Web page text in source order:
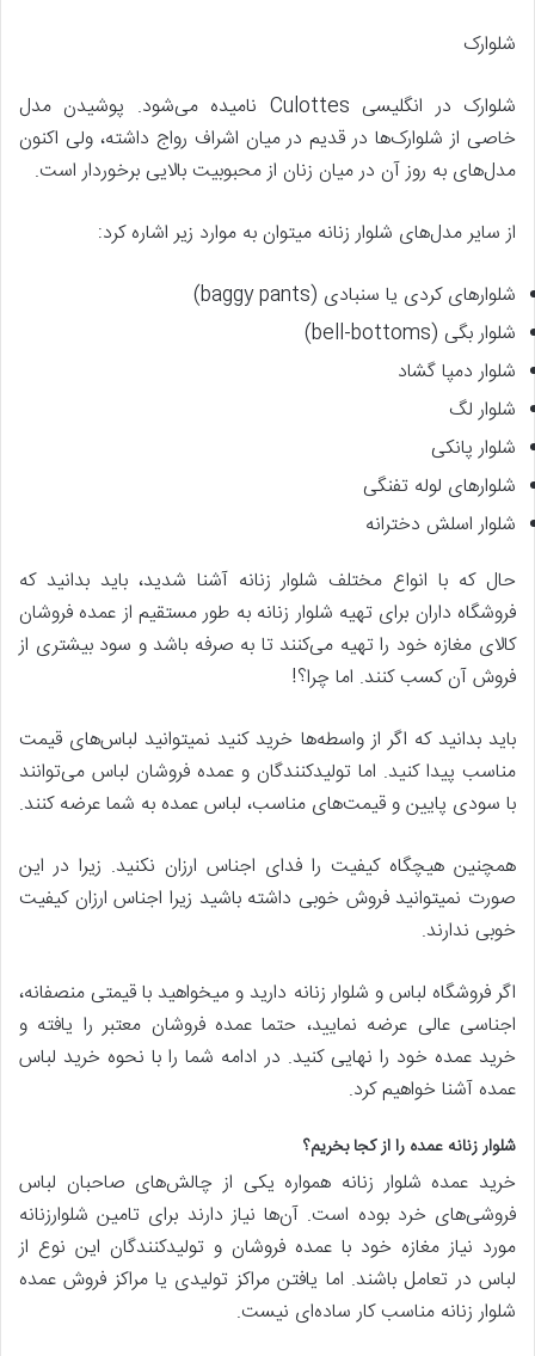
شلوارک
شلوارک در انگلیسی Culottes نامیده می‌شود. پوشیدن مدل
خاصی از شلوارک‌ها در قدیم در میان اشراف رواج داشته، ولی اکنون
مدل‌های به روز آن در میان زنان از محبوبیت بالایی برخوردار است.
از سایر مدل‌های شلوار زنانه میتوان به موارد زیر اشاره کرد:
شلوارهای کردی یا سنبادی (baggy pants)
شلوار بگی (bell-bottoms)
شلوار دمپا گشاد
شلوار لگ
شلوار پانکی
شلوارهای لوله تفنگی
شلوار اسلش دخترانه
حال که با انواع مختلف شلوار زنانه آشنا شدید، باید بدانید که
فروشگاه داران برای تهیه شلوار زنانه به طور مستقیم از عمده فروشان
کالای مغازه خود را تهیه می‌کنند تا به صرفه باشد و سود بیشتری از
فروش آن کسب کنند. اما چرا؟!
باید بدانید که اگر از واسطه‌ها خرید کنید نمیتوانید لباس‌های قیمت
مناسب پیدا کنید. اما تولیدکنندگان و عمده فروشان لباس می‌توانند
با سودی پایین و قیمت‌های مناسب، لباس عمده به شما عرضه کنند.
همچنین هیچگاه کیفیت را فدای اجناس ارزان نکنید. زیرا در این
صورت نمیتوانید فروش خوبی داشته باشید زیرا اجناس ارزان کیفیت
خوبی ندارند.
اگر فروشگاه لباس و شلوار زنانه دارید و میخواهید با قیمتی منصفانه،
اجناسی عالی عرضه نمایید، حتما عمده فروشان معتبر را یافته و
خرید عمده خود را نهایی کنید. در ادامه شما را با نحوه خرید لباس
عمده آشنا خواهیم کرد.
شلوار زنانه عمده را از کجا بخریم؟
خرید عمده شلوار زنانه همواره یکی از چالش‌های صاحبان لباس
فروشی‌های خرد بوده است. آن‌ها نیاز دارند برای تامین شلوارزنانه
مورد نیاز مغازه خود با عمده فروشان و تولیدکنندگان این نوع از
لباس در تعامل باشند. اما یافتن مراکز تولیدی یا مراکز فروش عمده
شلوار زنانه مناسب کار ساده‌ای نیست.